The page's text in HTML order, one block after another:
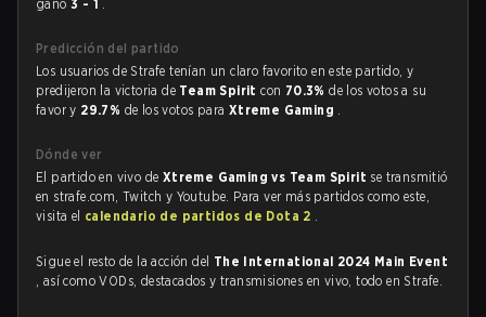
ganó 3 - 1 .
Predicción del partido
Los usuarios de Strafe tenían un claro favorito en este partido, y
predijeron la victoria de Team Spiritcon 70.3%de los votos a su
favor y 29.7% de los votos para Xtreme Gaming .
Dónde ver
El partido en vivo de Xtreme Gaming vs Team Spirit se transmitió
en strafe.com, Twitch y Youtube. Para ver más partidos como este,
visita el calendario de partidos de Dota 2 .
Sigue el resto de la acción del The International 2024 Main Event
, así como VODs, destacados y transmisiones en vivo, todo en Strafe.